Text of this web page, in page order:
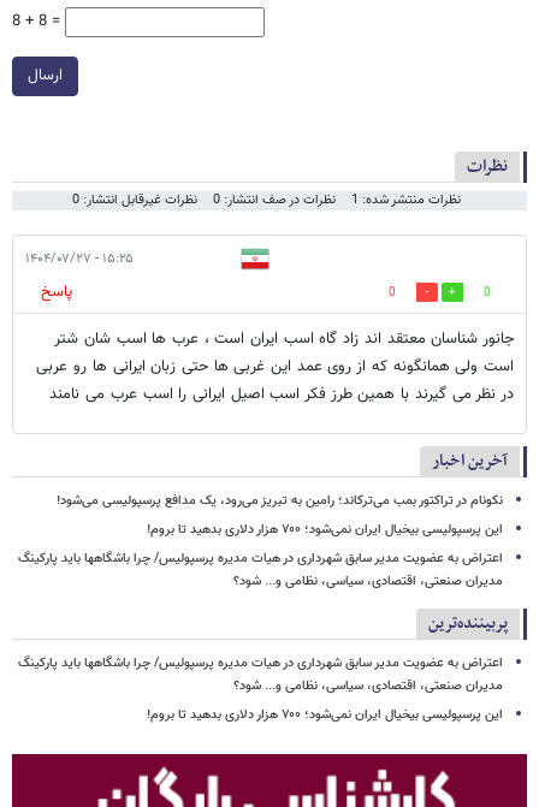
8 + 8 =
ارسال
نظرات
نظرات منتشر شده: 1 نظرات در صف انتشار: 0 نظرات غیرقابل انتشار: 0
۱۵:۲۵ - ۱۴۰۴/۰۷/۲۷
0
0
پاسخ
جانور شناسان معتقد اند زاد گاه اسب ایران است ، عرب ها اسب شان شتر
است ولی همانگونه که از روی عمد این غربی ها حتی زبان ایرانی ها رو عربی
در نظر می گیرند با همین طرز فکر اسب اصیل ایرانی را اسب عرب می نامند
آخرین اخبار
نکونام در تراکتور بمب می‌ترکاند؛ رامین به تبریز می‌رود، یک مدافع پرسپولیسی می‌شود!
این پرسپولیسی بیخیال ایران نمی‌شود؛ ۷۰۰ هزار دلاری بدهید تا بروم!
اعتراض به عضویت مدیر سابق شهرداری در هیات مدیره پرسپولیس/ چرا باشگاهها باید پارکینگ
مدیران صنعتی، اقتصادی، سیاسی، نظامی و... شود؟
پربیننده‌ترین
اعتراض به عضویت مدیر سابق شهرداری در هیات مدیره پرسپولیس/ چرا باشگاهها باید پارکینگ
مدیران صنعتی، اقتصادی، سیاسی، نظامی و... شود؟
این پرسپولیسی بیخیال ایران نمی‌شود؛ ۷۰۰ هزار دلاری بدهید تا بروم!